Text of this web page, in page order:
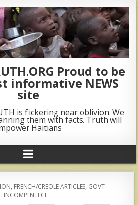
Proud to be
informative NEWS
site
is flickering near oblivion. We
them with facts. Truth will
Haitians
, FRENCH/CREOLE ARTICLES, GOVT
INCOMPENTECE